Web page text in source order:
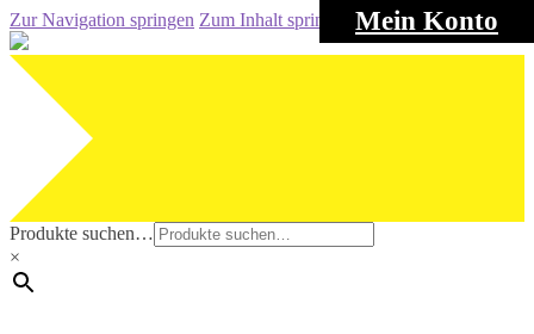
Mein Konto
Zur Navigation springen Zum Inhalt springen
Produkte suchen…
×